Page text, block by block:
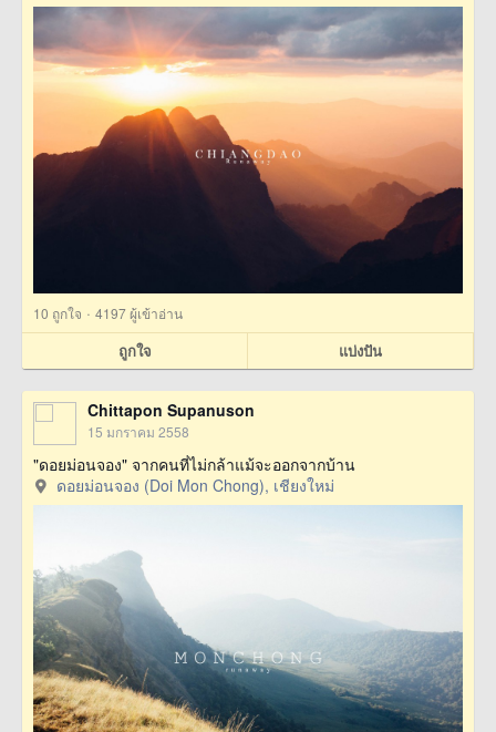
10 ถูกใจ · 4197 ผู้เข้าอ่าน
ถูกใจ แบ่งปัน
Chittapon Supanuson
15 มกราคม 2558
"ดอยม่อนจอง" จากคนที่ไม่กล้าแม้จะออกจากบ้าน
ดอยม่อนจอง (Doi Mon Chong), เชียงใหม่